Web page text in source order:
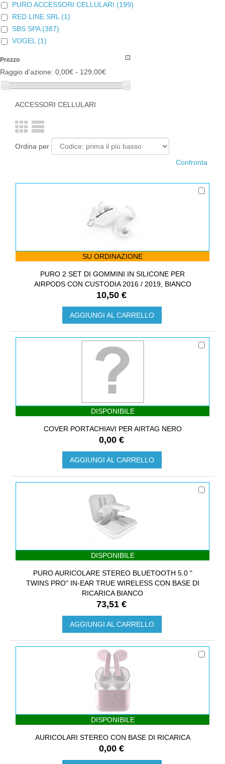
PURO ACCESSORI CELLULARI (199)
RED LINE SRL (1)
SBS SPA(387)
VOGEL (1)
Prezzo
Raggio d'azione: 0,00€ - 129,00€
ACCESSORI CELLULARI
Ordina per
SU ORDINAZIONE
PURO 2 SET DI GOMMINI IN SILICONE PER
AIRPODS CON CUSTODIA 2016 / 2019, BIANCO
10,50 €
AGGIUNGI AL CARRELLO
DISPONIBILE
COVER PORTACHIAVI PER AIRTAG NERO
0,00 €
AGGIUNGI AL CARRELLO
DISPONIBILE
PURO AURICOLARE STEREO BLUETOOTH 5.0 "
TWINS PRO" IN-EAR TRUE WIRELESS CON BASE DI
RICARICA BIANCO
73,51 €
AGGIUNGI AL CARRELLO
DISPONIBILE
AURICOLARI STEREO CON BASE DI RICARICA
0,00 €